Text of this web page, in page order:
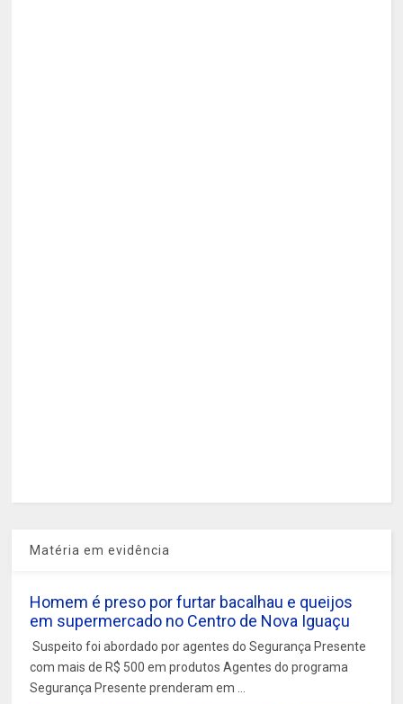
Matéria em evidência
Homem é preso por furtar bacalhau e queijos
em supermercado no Centro de Nova Iguaçu
Suspeito foi abordado por agentes do Segurança Presente
com mais de R$ 500 em produtos Agentes do programa
Segurança Presente prenderam em ...